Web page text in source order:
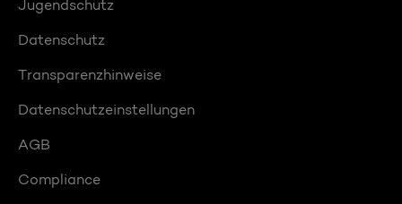
Jugendschutz
Datenschutz
Transparenzhinweise
Datenschutzeinstellungen
AGB
Compliance